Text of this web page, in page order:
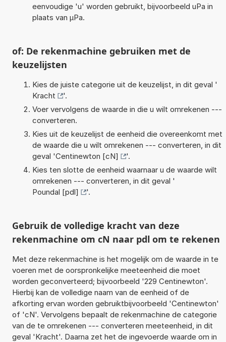
eenvoudige 'u' worden gebruikt, bijvoorbeeld uPa in
plaats van µPa.
of: De rekenmachine gebruiken met de
keuzelijsten
Kies de juiste categorie uit de keuzelijst, in dit geval '
Kracht
'.
Voer vervolgens de waarde in die u wilt omrekenen ---
converteren.
Kies uit de keuzelijst de eenheid die overeenkomt met
de waarde die u wilt omrekenen --- converteren, in dit
geval 'Centinewton [cN]
'.
Kies ten slotte de eenheid waarnaar u de waarde wilt
omrekenen --- converteren, in dit geval '
Poundal [pdl]
'.
Gebruik de volledige kracht van deze
rekenmachine om cN naar pdl om te rekenen
Met deze rekenmachine is het mogelijk om de waarde in te
voeren met de oorspronkelijke meeteenheid die moet
worden geconverteerd; bijvoorbeeld '229 Centinewton'.
Hierbij kan de volledige naam van de eenheid of de
afkorting ervan worden gebruiktbijvoorbeeld 'Centinewton'
of 'cN'. Vervolgens bepaalt de rekenmachine de categorie
van de te omrekenen --- converteren meeteenheid, in dit
geval 'Kracht'. Daarna zet het de ingevoerde waarde om in